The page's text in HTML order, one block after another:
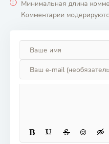
Минимальная длина
Комментарии